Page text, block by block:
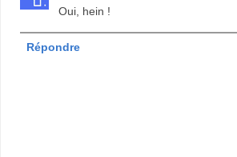
Oui, hein !
Répondre